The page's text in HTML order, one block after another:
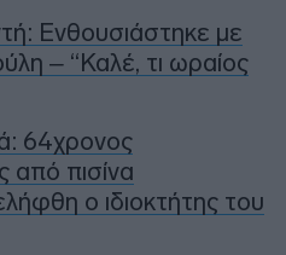
Ενθουσιάστηκε με
– “Καλέ, τι ωραίος
64χρονος
από πισίνα
ο ιδιοκτήτης του